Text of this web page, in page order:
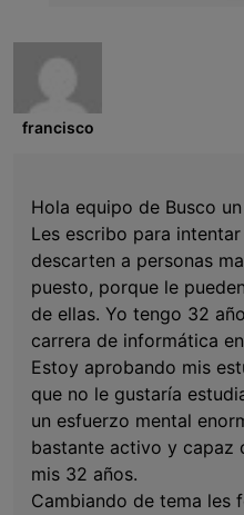
francisco
Hola equipo de Busco
Les escribo para
descarten a personas
puesto, porque le
de ellas. Yo tengo 32
carrera de informática
Estoy aprobando mis
que no le gustaría
un esfuerzo mental
bastante activo y capaz
mis 32 años.
Cambiando de tema